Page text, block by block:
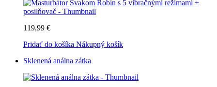
119,99 €
Pridať do košíka Nákupný košík
Sklenená análna zátka